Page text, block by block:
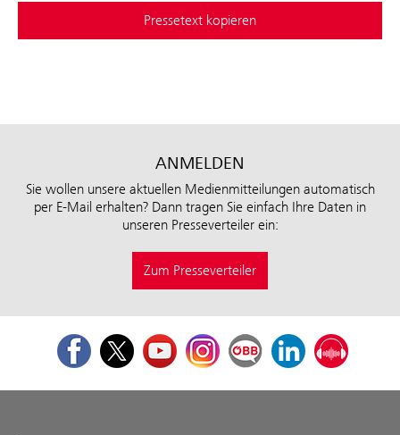
Pressetext kopieren
ANMELDEN
Sie wollen unsere aktuellen Medienmitteilungen automatisch
per E-Mail erhalten? Dann tragen Sie einfach Ihre Daten in
unseren Presseverteiler ein:
Zum Presseverteiler
FacebookTwitterYoutubeInstagramÖBB Corporate Blog
LinkedInPodcast